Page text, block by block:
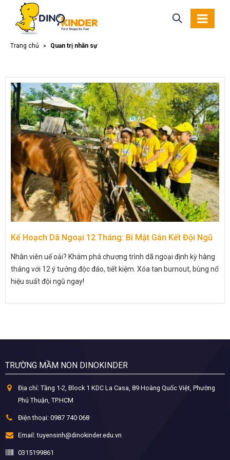
Trang chủ » Quản trị nhân sự
Kế Hoạch Dã Ngoại 12 Tháng: Bí Mật Gắn Kết Đội Ngũ
Nhân viên uể oải? Khám phá chương trình dã ngoại định kỳ hàng
tháng với 12 ý tưởng độc đáo, tiết kiệm. Xóa tan burnout, bùng nổ
hiệu suất đội ngũ ngay!
TRƯỜNG MẦM NON DINOKINDER
Địa chỉ: Tầng 1-2, Block 1 KDC La Casa, 89 Hoàng Quốc Việt, Phường
Phú Thuận, TP.HCM
Điện thoại: 0987 740 068
Email: tuyensinh@dinokinder.edu.vn
0315199861